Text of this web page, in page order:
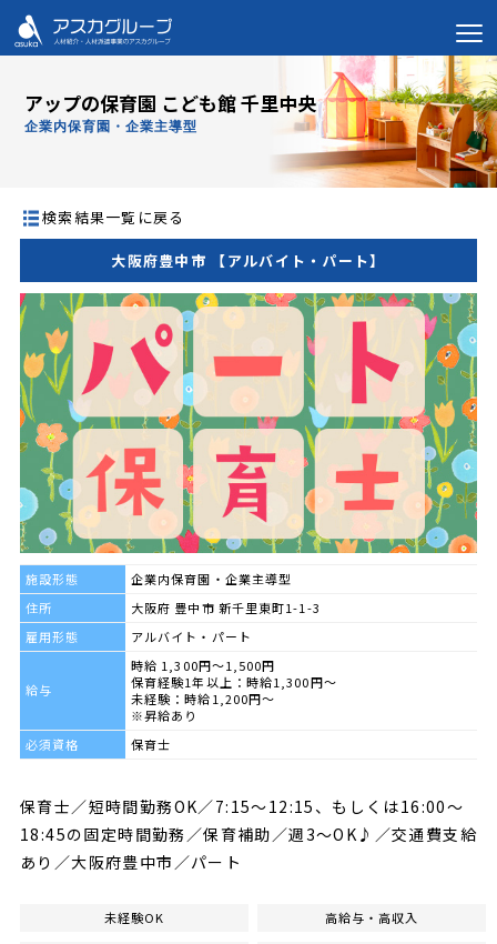
アップの保育園 こども館 千里中央
企業内保育園・企業主導型
検索結果一覧に戻る
大阪府豊中市 【アルバイト・パート】
施設形態
企業内保育園・企業主導型
住所
大阪府 豊中市 新千里東町1-1-3
雇用形態
アルバイト・パート
給与
時給 1,300円～1,500円
保育経験1年以上：時給1,300円～
未経験：時給1,200円～
※昇給あり
必須資格
保育士
保育士／短時間勤務OK／7:15～12:15、もしくは16:00～
18:45の固定時間勤務／保育補助／週3～OK♪／交通費支給
あり／大阪府豊中市／パート
未経験OK 高給与・高収入